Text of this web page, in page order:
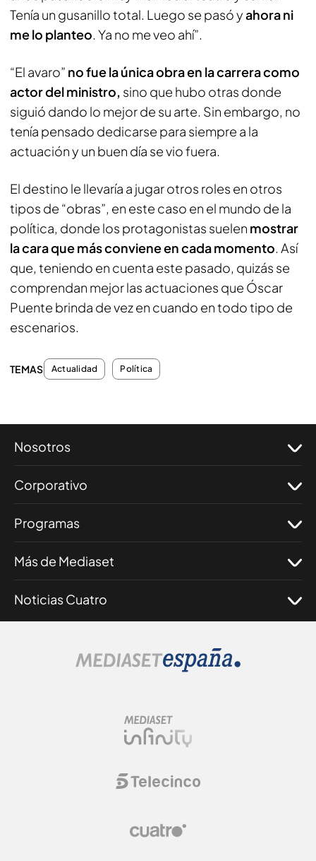
Tenía un gusanillo total. Luego se pasó yahora ni
me lo planteo. Ya no me veo ahí”.
“El avaro” no fue la única obra en la carrera como
actor del ministro, sino que hubo otras donde
siguió dando lo mejor de su arte. Sin embargo, no
tenía pensado dedicarse para siempre a la
actuación y un buen día se vio fuera.
El destino le llevaría a jugar otros roles en otros
tipos de “obras”, en este caso en el mundo de la
política, donde los protagonistas suelen mostrar
la cara que más conviene en cada momento. Así
que, teniendo en cuenta este pasado, quizás se
comprendan mejor las actuaciones que Óscar
Puente brinda de vez en cuando en todo tipo de
escenarios.
TEMAS Actualidad Política
Nosotros
Corporativo
Programas
Más de Mediaset
Noticias Cuatro